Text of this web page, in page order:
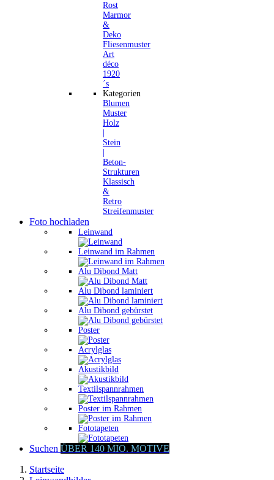
Rost
Marmor
&
Deko
Fliesenmuster
Art
déco
1920
´s
Kategorien
Blumen
Muster
Holz
Stein
Beton-
Strukturen
Klassisch
&
Retro
Streifenmuster
Foto hochladen
Leinwand
Leinwand im Rahmen
Alu Dibond Matt
Alu Dibond laminiert
Alu Dibond gebürstet
Poster
Acrylglas
Akustikbild
Textilspannrahmen
Poster im Rahmen
Fototapeten
Suchen ÜBER 140 MIO. MOTIVE
Startseite